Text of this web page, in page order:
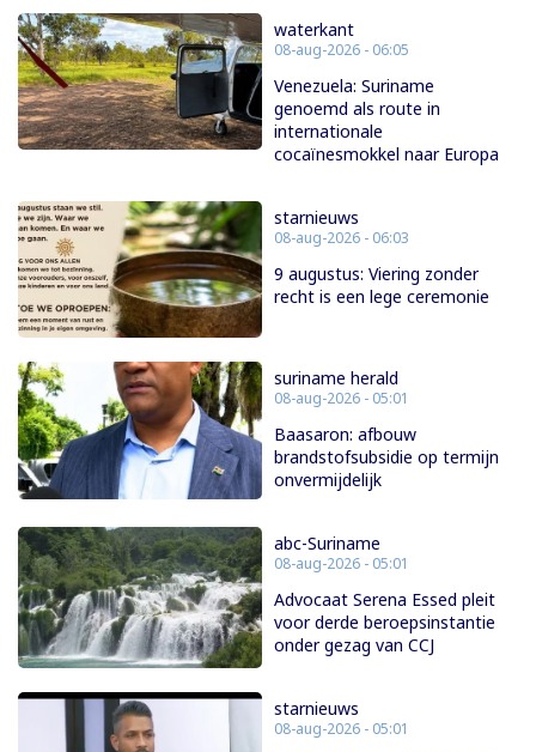
waterkant
08-aug-2026 - 06:05
Venezuela: Suriname
genoemd als route in
internationale
cocaïnesmokkel naar Europa
starnieuws
08-aug-2026 - 06:03
9 augustus: Viering zonder
recht is een lege ceremonie
suriname herald
08-aug-2026 - 05:01
Baasaron: afbouw
brandstofsubsidie op termijn
onvermijdelijk
abc-Suriname
08-aug-2026 - 05:01
Advocaat Serena Essed pleit
voor derde beroepsinstantie
onder gezag van CCJ
starnieuws
08-aug-2026 - 05:01